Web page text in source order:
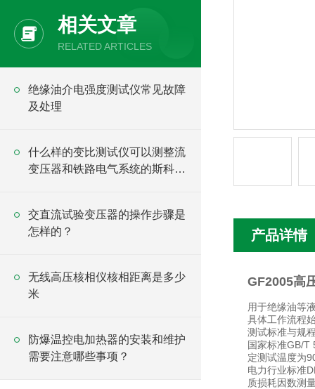
相关文章
RELATED ARTICLES
绝缘油介电强度测试仪常见故障
及处理
什么样的变比测试仪可以测整流
变压器和铁路电气系统的斯科特
交直流试验变压器的操作步骤是
怎样的？
无线高压核相仪核相距离是多少
米
防爆温控电加热器的安装和维护
需要注意哪些事项？
产品详情
GF2005高
用于绝缘油等
具体工作流程
测试标准与规
国家标准GB/T
定测试温度为
电力行业标准
质损耗因数测